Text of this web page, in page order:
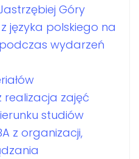
Góry
języka polskiego na
wydarzeń
zajęć
studiów
z organizacji,